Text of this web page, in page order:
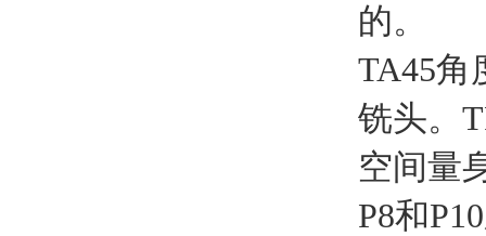
的。
TA45角
铣头。
空间量
P8和